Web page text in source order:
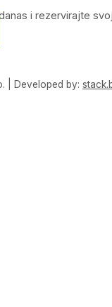
i rezervirajte
| Developed by: